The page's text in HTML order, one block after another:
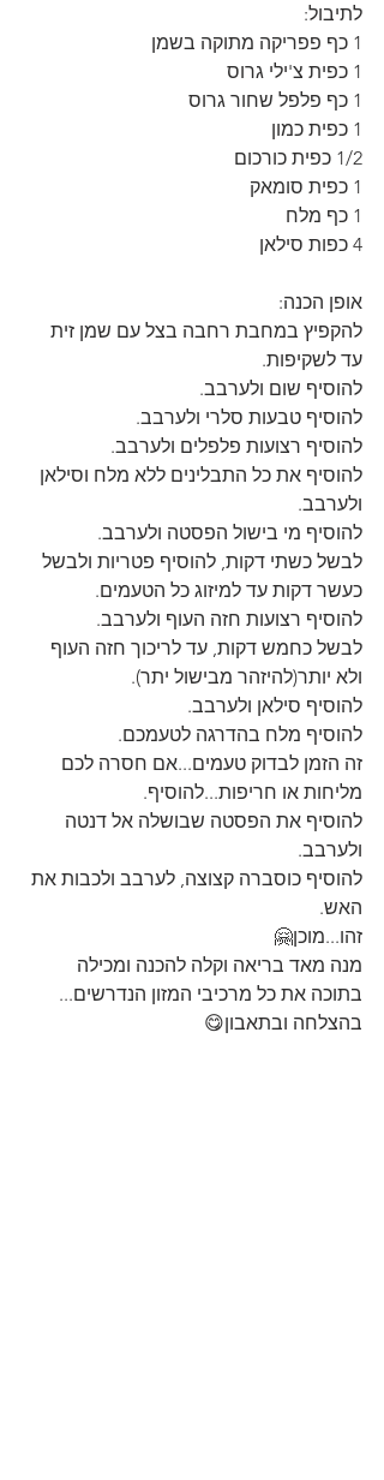
לתיבול:
1 כף פפריקה מתוקה בשמן
1 כפית צ'ילי גרוס
1 כף פלפל שחור גרוס
1 כפית כמון
1/2 כפית כורכום
1 כפית סומאק
1 כף מלח
4 כפות סילאן
אופן הכנה:
להקפיץ במחבת רחבה בצל עם שמן זית
עד לשקיפות.
להוסיף שום ולערבב.
להוסיף טבעות סלרי ולערבב.
להוסיף רצועות פלפלים ולערבב.
להוסיף את כל התבלינים ללא מלח וסילאן
ולערבב.
להוסיף מי בישול הפסטה ולערבב.
לבשל כשתי דקות, להוסיף פטריות ולבשל
כעשר דקות עד למיזוג כל הטעמים.
להוסיף רצועות חזה העוף ולערבב.
לבשל כחמש דקות, עד לריכוך חזה העוף
ולא יותר(להיזהר מבישול יתר).
להוסיף סילאן ולערבב.
להוסיף מלח בהדרגה לטעמכם.
זה הזמן לבדוק טעמים...אם חסרה לכם
מליחות או חריפות...להוסיף.
להוסיף את הפסטה שבושלה אל דנטה
ולערבב.
להוסיף כוסברה קצוצה, לערבב ולכבות את
האש.
זהו...מוכן🤗
מנה מאד בריאה וקלה להכנה ומכילה
בתוכה את כל מרכיבי המזון הנדרשים...
בהצלחה ובתאבון😋